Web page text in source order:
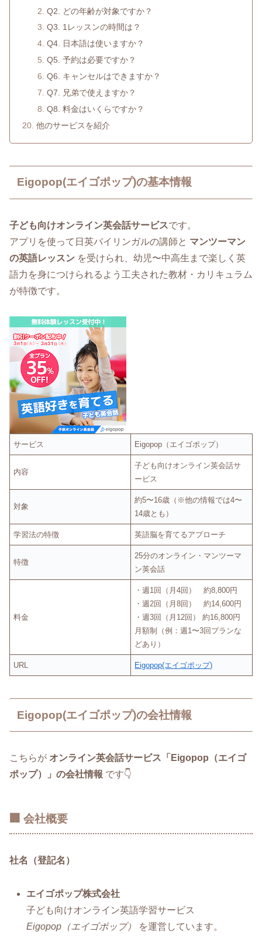
Q2. どの年齢が対象ですか？
Q3. 1レッスンの時間は？
Q4. 日本語は使いますか？
Q5. 予約は必要ですか？
Q6. キャンセルはできますか？
Q7. 兄弟で使えますか？
Q8. 料金はいくらですか？
他のサービスを紹介
Eigopop(エイゴポップ)の基本情報
子ども向けオンライン英会話サービスです。
アプリを使って日英バイリンガルの講師と マンツーマン
の英語レッスン を受けられ、幼児〜中高生まで楽しく英
語力を身につけられるよう工夫された教材・カリキュラム
が特徴です。
サービス Eigopop（エイゴポップ）
内容
子ども向けオンライン英会話サ
ービス
対象
約5〜16歳（※他の情報では4〜
14歳とも）
学習法の特徴 英語脳を育てるアプローチ
特徴
25分のオンライン・マンツーマ
ン英会話
料金
・週1回（月4回） 約8,800円
・週2回（月8回） 約14,600円
・週3回（月12回） 約16,800円
月額制（例：週1〜3回プランな
どあり）
URL Eigopop(エイゴポップ)
Eigopop(エイゴポップ)の会社情報
こちらが オンライン英会話サービス「Eigopop（エイゴ
ポップ）」の会社情報 です👇
🏢 会社概要
社名（登記名）
エイゴポップ株式会社
子ども向けオンライン英語学習サービス
Eigopop（エイゴポップ）
を運営しています。